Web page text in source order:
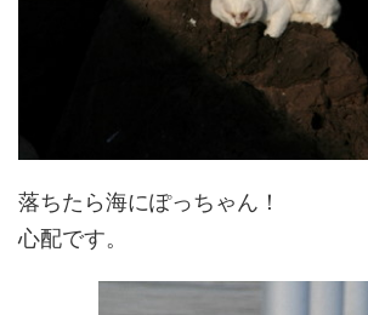
落ちたら海にぽっちゃん！
心配です。